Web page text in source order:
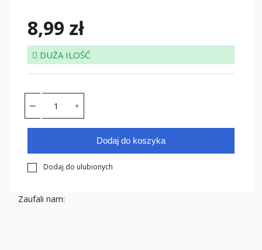
8,99 zł
DUŻA ILOŚĆ
Dodaj do koszyka
Dodaj do ulubionych
Zaufali nam: